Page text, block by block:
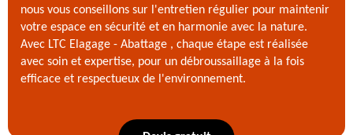
nous vous conseillons sur l'entretien régulier pour maintenir
votre espace en sécurité et en harmonie avec la nature.
Avec LTC Elagage - Abattage , chaque étape est réalisée
avec soin et expertise, pour un débroussaillage à la fois
efficace et respectueux de l'environnement.